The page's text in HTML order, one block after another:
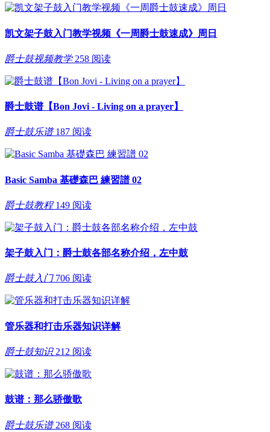
凯文架子鼓入门教学视频《一周爵士鼓速成》周日
爵士鼓视频教学 258 阅读
爵士鼓谱【Bon Jovi - Living on a prayer】
爵士鼓乐谱 187 阅读
Basic Samba 基礎森巴 練習譜 02
爵士鼓教程 149 阅读
架子鼓入门：爵士鼓各部名称介绍，左中鼓
爵士鼓入门 706 阅读
管乐器和打击乐器知识详解
爵士鼓知识 212 阅读
鼓谱：那么骄傲歌
爵士鼓乐谱 268 阅读